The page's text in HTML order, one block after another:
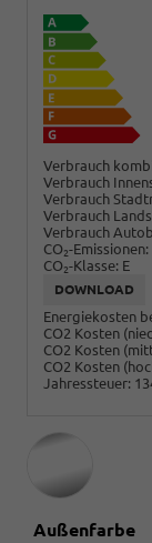
Verbrauch
Verbrauch
Verbrauch
Verbrauch
Verbrauch
CO2-Emissionen:
CO2-Klasse: E
DOWNLOAD
Energiekosten
CO2 Kosten
CO2 Kosten
CO2 Kosten
Jahressteuer:
Außenfarbe